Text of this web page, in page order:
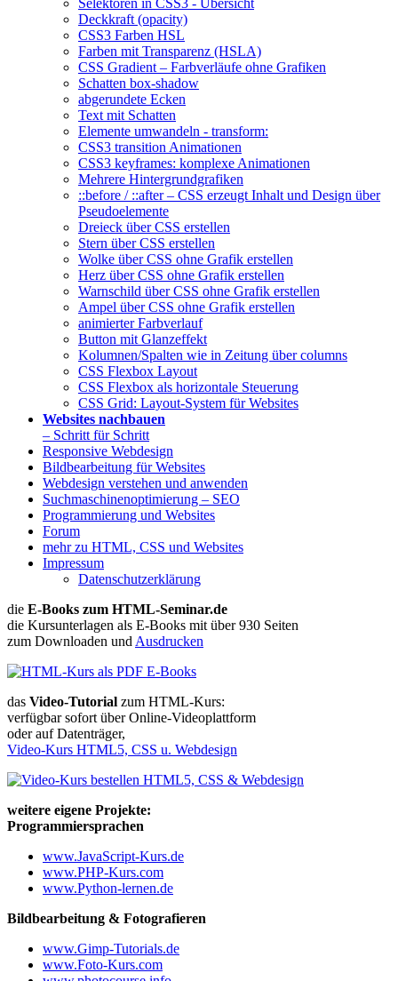
Deckkraft (opacity)
CSS3 Farben HSL
Farben mit Transparenz (HSLA)
CSS Gradient – Farbverläufe ohne Grafiken
Schatten box-shadow
abgerundete Ecken
Text mit Schatten
Elemente umwandeln - transform:
CSS3 transition Animationen
CSS3 keyframes: komplexe Animationen
Mehrere Hintergrundgrafiken
::before / ::after – CSS erzeugt Inhalt und Design über
Pseudoelemente
Dreieck über CSS erstellen
Stern über CSS erstellen
Wolke über CSS ohne Grafik erstellen
Herz über CSS ohne Grafik erstellen
Warnschild über CSS ohne Grafik erstellen
Ampel über CSS ohne Grafik erstellen
animierter Farbverlauf
Button mit Glanzeffekt
Kolumnen/Spalten wie in Zeitung über columns
CSS Flexbox Layout
CSS Flexbox als horizontale Steuerung
CSS Grid: Layout-System für Websites
Websites nachbauen
– Schritt für Schritt
Responsive Webdesign
Bildbearbeitung für Websites
Webdesign verstehen und anwenden
Suchmaschinenoptimierung – SEO
Programmierung und Websites
Forum
mehr zu HTML, CSS und Websites
Impressum
Datenschutzerklärung
die E-Books zum HTML-Seminar.de
die Kursunterlagen als E-Books mit über 930 Seiten
zum Downloaden und Ausdrucken
das Video-Tutorial zum HTML-Kurs:
verfügbar sofort über Online-Videoplattform
oder auf Datenträger,
Video-Kurs HTML5, CSS u. Webdesign
weitere eigene Projekte:
Programmiersprachen
www.JavaScript-Kurs.de
www.PHP-Kurs.com
www.Python-lernen.de
Bildbearbeitung & Fotografieren
www.Gimp-Tutorials.de
www.Foto-Kurs.com